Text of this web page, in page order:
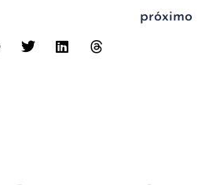
próximo